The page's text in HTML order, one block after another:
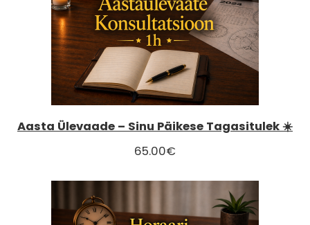
Aasta Ülevaade – Sinu Päikese Tagasitulek ☀️
65.00€